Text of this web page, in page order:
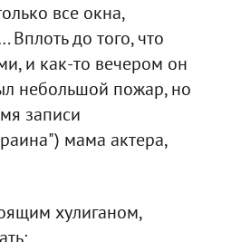
все окна,
Вплоть до того, что
и как-то вечером он
небольшой пожар, но
записи
мама актера,
хулиганом,